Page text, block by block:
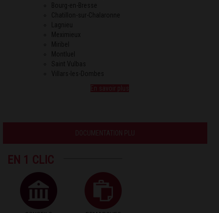
Bourg-en-Bresse
Chatillon-sur-Chalaronne
Lagnieu
Meximieux
Miribel
Montluel
Saint Vulbas
Villars-les-Dombes
En savoir plus
DOCUMENTATION PLU
EN 1 CLIC